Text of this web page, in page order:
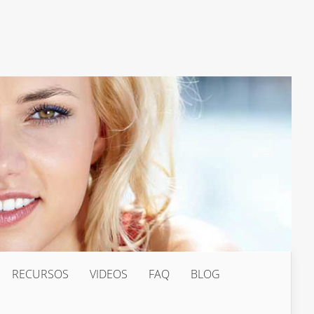
RECURSOS VIDEOS FAQ BLOG